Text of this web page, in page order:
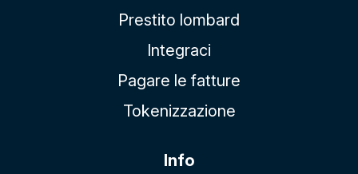
Prestito lombard
Integraci
Pagare le fatture
Tokenizzazione
Info